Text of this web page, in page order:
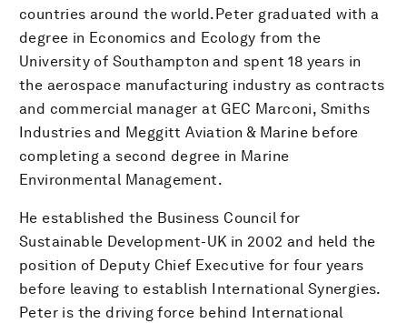
countries around the world.Peter graduated with a
degree in Economics and Ecology from the
University of Southampton and spent 18 years in
the aerospace manufacturing industry as contracts
and commercial manager at GEC Marconi, Smiths
Industries and Meggitt Aviation & Marine before
completing a second degree in Marine
Environmental Management.
He established the Business Council for
Sustainable Development-UK in 2002 and held the
position of Deputy Chief Executive for four years
before leaving to establish International Synergies.
Peter is the driving force behind International